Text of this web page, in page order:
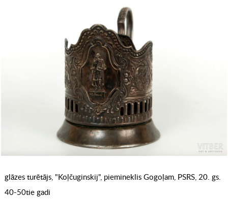
glāzes turētājs, "Koļčuginskij", piemineklis Gogoļam, PSRS, 20. gs.
40-50tie gadi